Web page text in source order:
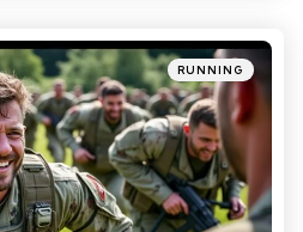
Categories
Posted
in
RUNNING